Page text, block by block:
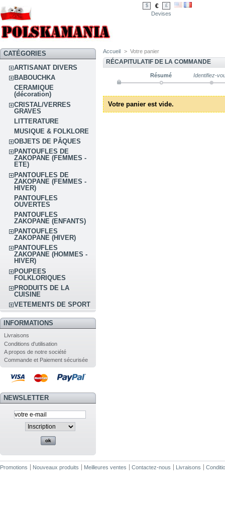
$ € £
Devises
CATÉGORIES
ARTISANAT DIVERS
BABOUCHKA
CERAMIQUE
(décoration)
CRISTAL/VERRES
GRAVES
LITTERATURE
MUSIQUE & FOLKLORE
OBJETS DE PÂQUES
PANTOUFLES DE
ZAKOPANE (FEMMES -
ETE)
PANTOUFLES DE
ZAKOPANE (FEMMES -
HIVER)
PANTOUFLES
OUVERTES
PANTOUFLES
ZAKOPANE (ENFANTS)
PANTOUFLES
ZAKOPANE (HIVER)
PANTOUFLES
ZAKOPANE (HOMMES -
HIVER)
POUPEES
FOLKLORIQUES
PRODUITS DE LA
CUISINE
VETEMENTS DE SPORT
INFORMATIONS
Livraisons
Conditions d'utilisation
A propos de notre société
Commande et Paiement sécurisée
NEWSLETTER
Accueil > Votre panier
RÉCAPITULATIF DE LA COMMANDE
Résumé Identifiez-
Votre panier est vide.
Promotions Nouveaux produits Meilleures ventes Contactez-nous Livraisons